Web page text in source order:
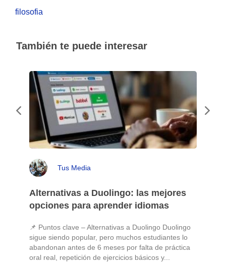
filosofia
También te puede interesar
Tus Media
Alternativas a Duolingo: las mejores
opciones para aprender idiomas
📌 Puntos clave – Alternativas a Duolingo Duolingo
sigue siendo popular, pero muchos estudiantes lo
abandonan antes de 6 meses por falta de práctica
oral real, repetición de ejercicios básicos y...